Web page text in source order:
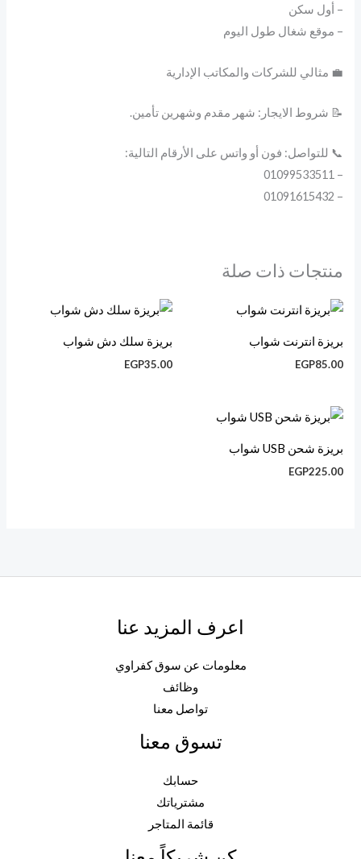
– أول سكن
– موقع شغال طول اليوم
💼 مثالي للشركات والمكاتب الإدارية
📝 شروط الايجار: شهر مقدم وشهرين تأمين.
📞 للتواصل: فون أو واتس على الأرقام التالية:
– 01099533511
– 01091615432
منتجات ذات صلة
بريزة انترنت شواب
EGP85.00
بريزة سلك دش شواب
EGP35.00
بريزة شحن USB شواب
EGP225.00
اعرف المزيد عنا
معلومات عن سوق كفراوي
وظائف
تواصل معنا
تسوق معنا
حسابك
مشترياتك
قائمة المتاجر